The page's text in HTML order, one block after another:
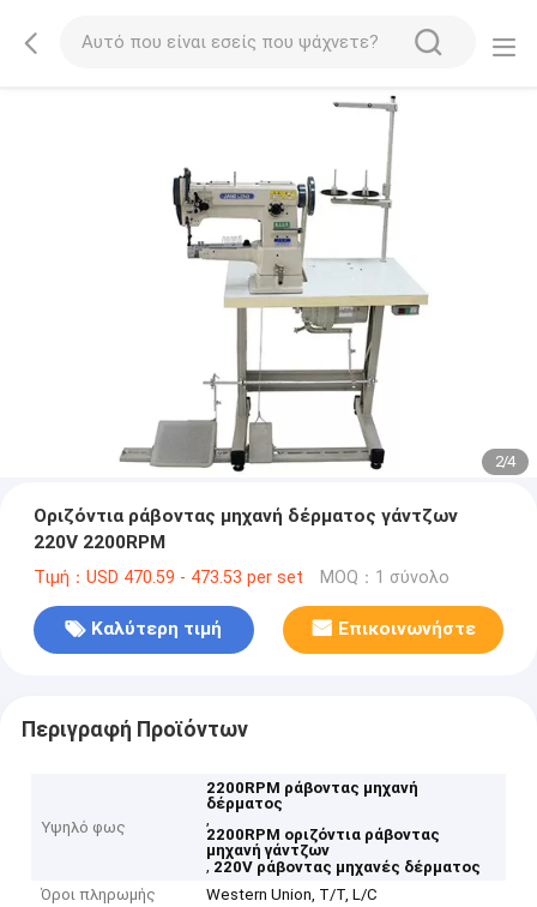
2/4
Οριζόντια ράβοντας μηχανή δέρματος γάντζων
220V 2200RPM
Τιμή：USD 470.59 - 473.53 per set MOQ：1 σύνολο
Καλύτερη τιμή Επικοινωνήστε
Περιγραφή Προϊόντων
Υψηλό φως
2200RPM ράβοντας μηχανή
δέρματος
,
2200RPM οριζόντια ράβοντας
μηχανή γάντζων
, 220V ράβοντας μηχανές δέρματος
Όροι πληρωμής
Western Union, T/T, L/C